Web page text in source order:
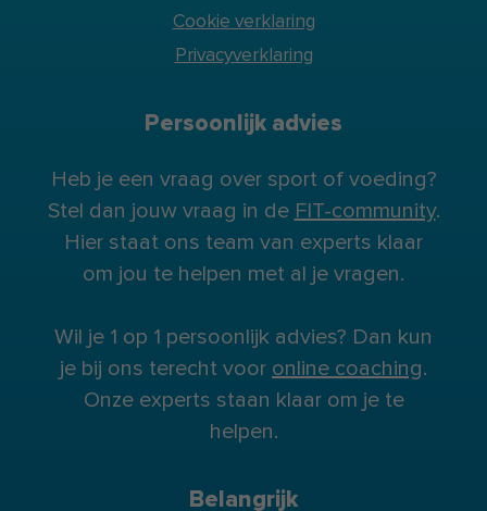
Cookie verklaring
Privacyverklaring
Persoonlijk advies
Heb je een vraag over sport of voeding?
Stel dan jouw vraag in de FIT-community.
Hier staat ons team van experts klaar
om jou te helpen met al je vragen.
Wil je 1 op 1 persoonlijk advies? Dan kun
je bij ons terecht voor online coaching.
Onze experts staan klaar om je te
helpen.
Belangrijk